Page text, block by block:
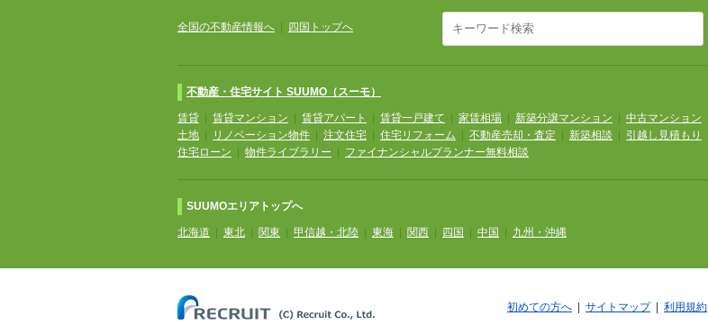
全国の不動産情報へ 四国トップへ
不動産・住宅サイト SUUMO（スーモ）
賃貸 賃貸マンション 賃貸アパート 賃貸一戸建て 家賃相場 新築分譲マンション 中古マンション
土地
リノベーション物件 注文住宅 住宅リフォーム 不動産売却・査定 新築相談 引越し見積もり
住宅ローン
物件ライブラリー ファイナンシャルプランナー無料相談
SUUMOエリアトップへ
北海道 東北 関東 甲信越・北陸 東海 関西 四国 中国 九州・沖縄
初めての方へ サイトマップ| 利用規約